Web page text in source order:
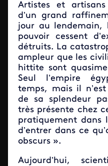
Artistes et
d’un grand
jour au lendemain,
pouvoir cessent
détruits. La
ampleur que les
hittite sont
Seul l’empire
temps, mais il
de sa splendeur
très présente chez
pratiquement dans
d’entrer dans ce
obscurs ».
Aujourd’hui,